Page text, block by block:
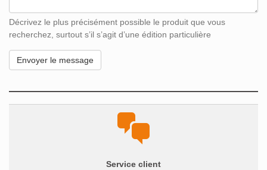
Décrivez le plus précisément possible le produit que vous
recherchez, surtout s’il s’agit d’une édition particulière
Service client